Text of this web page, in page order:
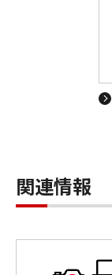
関連情報